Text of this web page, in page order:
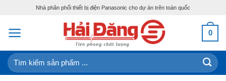
content
Nhà phân phối thiết bị điện Panasonic cho dự án trên toàn quốc
0
Tìm
kiếm: